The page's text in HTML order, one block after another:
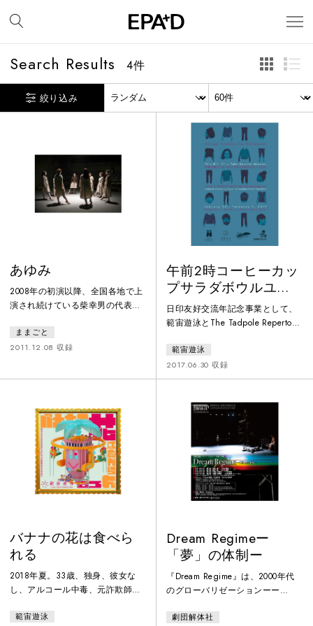
Search Results 4件
絞り込み
あゆみ
2008年の初演以降、全国各地で上
演され続けている柴幸男の代表作
ことから浮かび上がる一人の女性
の「はじめの一歩」から「さいご
ままごと
2011.12.08 収録
午前2時コーヒーカッ
プサラダボウルユー
トピア -THIS WILL
ONLY TAKE
日印友好交流年記念事業として、
範宙遊泳とThe Tadpole Repertory
街を舞台に、見知らぬ6人が、自
分自身に、そして互いに向き合い
ながら、自分の居場所を探して時
と寂しさ、影ある過去と霧がかる
現在（いま）。そこにある事実は
ただ一つ、ここからは逃げ出せな
い、ということ——。
範宙遊泳
2017.06.30 収録
バナナの花は食べら
れる
2018年夏。33歳、独身、彼女な
し、アルコール中毒、元詐欺師前
ナ”は、マッチングアプリ・TSUN-
範宙遊泳
Dream Regimeー
「夢」の体制ー
『Dream Regime』は、2000年代
のグローバリゼーションーー
の諸様態の提示とその批判の方途
劇団解体社